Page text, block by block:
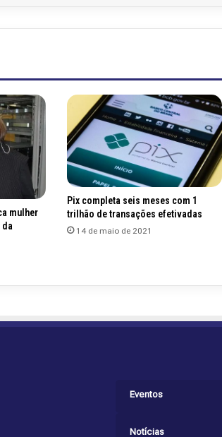
mulher
da
Pix completa seis meses com 1
trilhão de transações efetivadas
14 de maio de 2021
Eventos
Notícias